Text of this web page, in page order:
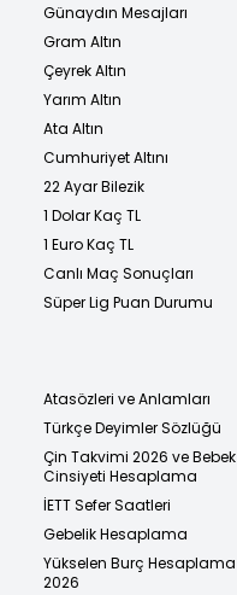
Günaydın Mesajları
Gram Altın
Çeyrek Altın
Yarım Altın
Ata Altın
Cumhuriyet Altını
22 Ayar Bilezik
1 Dolar Kaç TL
1 Euro Kaç TL
Canlı Maç Sonuçları
Süper Lig Puan Durumu
Atasözleri ve Anlamları
Türkçe Deyimler Sözlüğü
Çin Takvimi 2026 ve Bebek
Cinsiyeti Hesaplama
İETT Sefer Saatleri
Gebelik Hesaplama
Yükselen Burç Hesaplama
2026